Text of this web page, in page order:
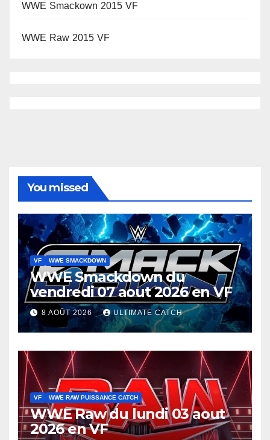
WWE Smackown 2015 VF
WWE Raw 2015 VF
You missed
VF WWE SMACKDOWN
WWE Smackdown du
vendredi 07 aout 2026 en VF
8 AOÛT 2026 ULTIMATE CATCH
VF WWE RAW PUISSANCE CATCH
WWE Raw du lundi 03 aout
2026 en VF